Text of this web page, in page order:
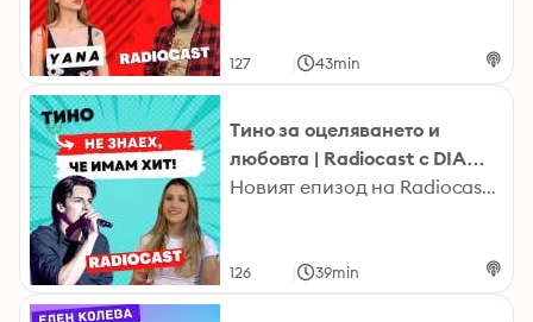
127 43min
Тино за оцеляването и
любовта | Radiocast с DIA
#45
Новият епизод на Radiocast ни среща с певеца с уникален гласи огромно творческо въображение – Тино. Преди броени дни той се завърна отприключението „Сървайвър“, за което споделя, че колкото и да опитва да изобразис думи емоцията, която е изпитал там, никой няма да разбере чувството на самотаи изолация, което обсебва ума му в предаването. Последвайте Тино: https://www.facebook.com/tino.official.page https://www.instagram.com/tinobackstage/ Последвайте DIA: https://www.instagram.com/diadimana/ https://www.facebook.com/DiaBulgaria Последвайте Radiocast Instagram: https://www.instagram.com/radiocast_bg/ Facebook: https://www.facebook.com/radiocastbg Youtube: https://bit.ly/3I6OaOD TikTok: https://www.tiktok.com/@radiocast_bg Spotify: https://open.spotify.com/show/3fXpy1GbhCcbX5SXXnzJpX Google Podcasts: https://bit.ly/3Hf8fAT Apple Podcasts: https://apple.co/3ueNMrn radiocast.bg 2023 Hosted on Acast. See acast.com/privacy for more information.
126 39min